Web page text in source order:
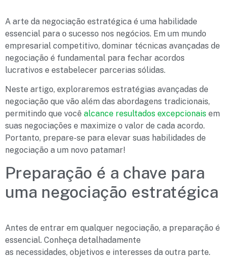
A arte da negociação estratégica é uma habilidade
essencial para o sucesso nos negócios. Em um mundo
empresarial competitivo, dominar técnicas avançadas de
negociação é fundamental para fechar acordos
lucrativos e estabelecer parcerias sólidas.
Neste artigo, exploraremos estratégias avançadas de
negociação que vão além das abordagens tradicionais,
permitindo que você alcance resultados excepcionais em
suas negociações e maximize o valor de cada acordo.
Portanto, prepare-se para elevar suas habilidades de
negociação a um novo patamar!
Preparação é a chave para
uma negociação estratégica
Antes de entrar em qualquer negociação, a preparação é
essencial. Conheça detalhadamente
as necessidades, objetivos e interesses da outra parte.